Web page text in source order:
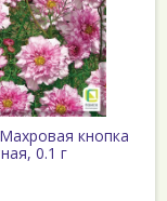
кнопка
0.1 г